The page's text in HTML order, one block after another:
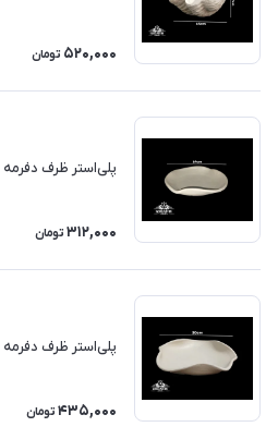
520,000 تومان
پلی‌استر ظرف دفرمه c
312,000 تومان
پلی‌استر ظرف دفرمه b
435,000 تومان